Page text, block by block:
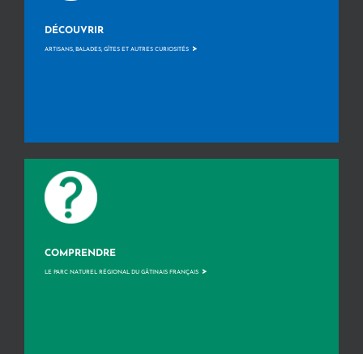
DÉCOUVRIR
ARTISANS, BALADES, GÎTES ET AUTRES CURIOSITÉS >
COMPRENDRE
LE PARC NATUREL RÉGIONAL DU GÂTINAIS FRANÇAIS >